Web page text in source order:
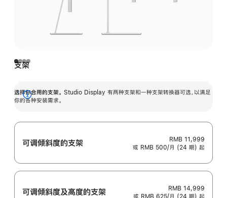
支架
选择你合用的支架。 Studio Display 有两种支架和一种支架转换器可选，以满足
你的各种安装需求。
展
可调倾斜度的支架
RMB 11,999
或 RMB 500/月 (24 期) 起
可调倾斜度及高‍度的支‍架
RMB 14,999
或 RMB 625/月 (24 期) 起